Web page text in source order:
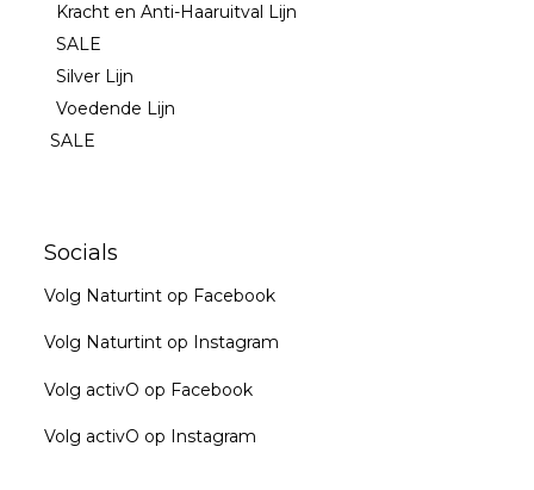
Kracht en Anti-Haaruitval Lijn
SALE
Silver Lijn
Voedende Lijn
SALE
Socials
Volg Naturtint op Facebook
Volg Naturtint op Instagram
Volg activO op Facebook
Volg activO op Instagram